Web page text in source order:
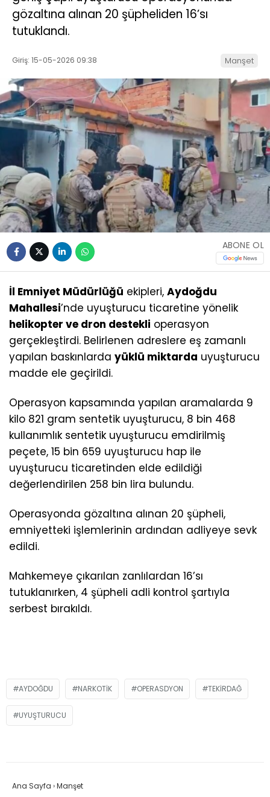
gözaltına alınan 20 şüpheliden 16’sı
tutuklandı.
Giriş: 15-05-2026 09:38 Manşet
ABONE OL
İl Emniyet Müdürlüğü ekipleri, Aydoğdu
Mahallesi’nde uyuşturucu ticaretine yönelik
helikopter ve dron destekli operasyon
gerçekleştirdi. Belirlenen adreslere eş zamanlı
yapılan baskınlarda yüklü miktarda uyuşturucu
madde ele geçirildi.
Operasyon kapsamında yapılan aramalarda 9
kilo 821 gram sentetik uyuşturucu, 8 bin 468
kullanımlık sentetik uyuşturucu emdirilmiş
peçete, 15 bin 659 uyuşturucu hap ile
uyuşturucu ticaretinden elde edildiği
değerlendirilen 258 bin lira bulundu.
Operasyonda gözaltına alınan 20 şüpheli,
emniyetteki işlemlerinin ardından adliyeye sevk
edildi.
Mahkemeye çıkarılan zanlılardan 16’sı
tutuklanırken, 4 şüpheli adli kontrol şartıyla
serbest bırakıldı.
AYDOĞDU NARKOTIK OPERASDYON TEKIRDAĞ
UYUŞTURUCU
Ana Sayfa ›Manşet